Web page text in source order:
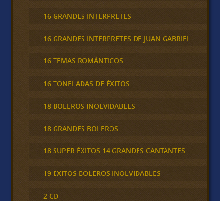
16 GRANDES INTERPRETES
16 GRANDES INTERPRETES DE JUAN GABRIEL
16 TEMAS ROMÁNTICOS
16 TONELADAS DE ÉXITOS
18 BOLEROS INOLVIDABLES
18 GRANDES BOLEROS
18 SUPER ÉXITOS 14 GRANDES CANTANTES
19 ÉXITOS BOLEROS INOLVIDABLES
2 CD